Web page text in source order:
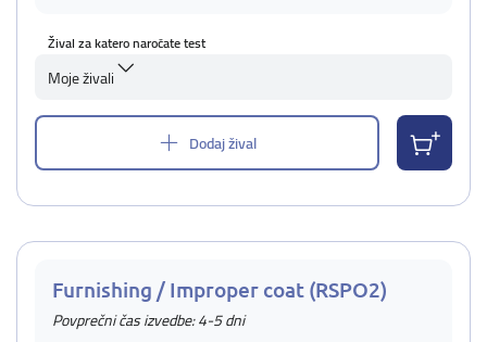
Žival za katero naročate test
Moje živali
Dodaj žival
Furnishing / Improper coat (RSPO2)
Povprečni čas izvedbe: 4-5 dni